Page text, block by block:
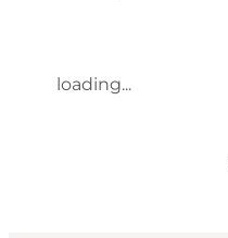
loading...